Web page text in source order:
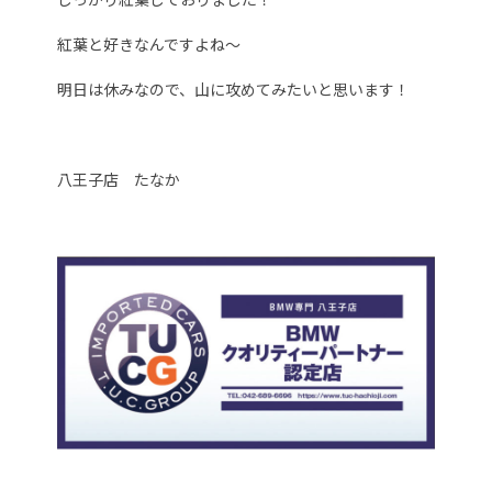
紅葉と好きなんですよね～
明日は休みなので、山に攻めてみたいと思います！
八王子店 たなか